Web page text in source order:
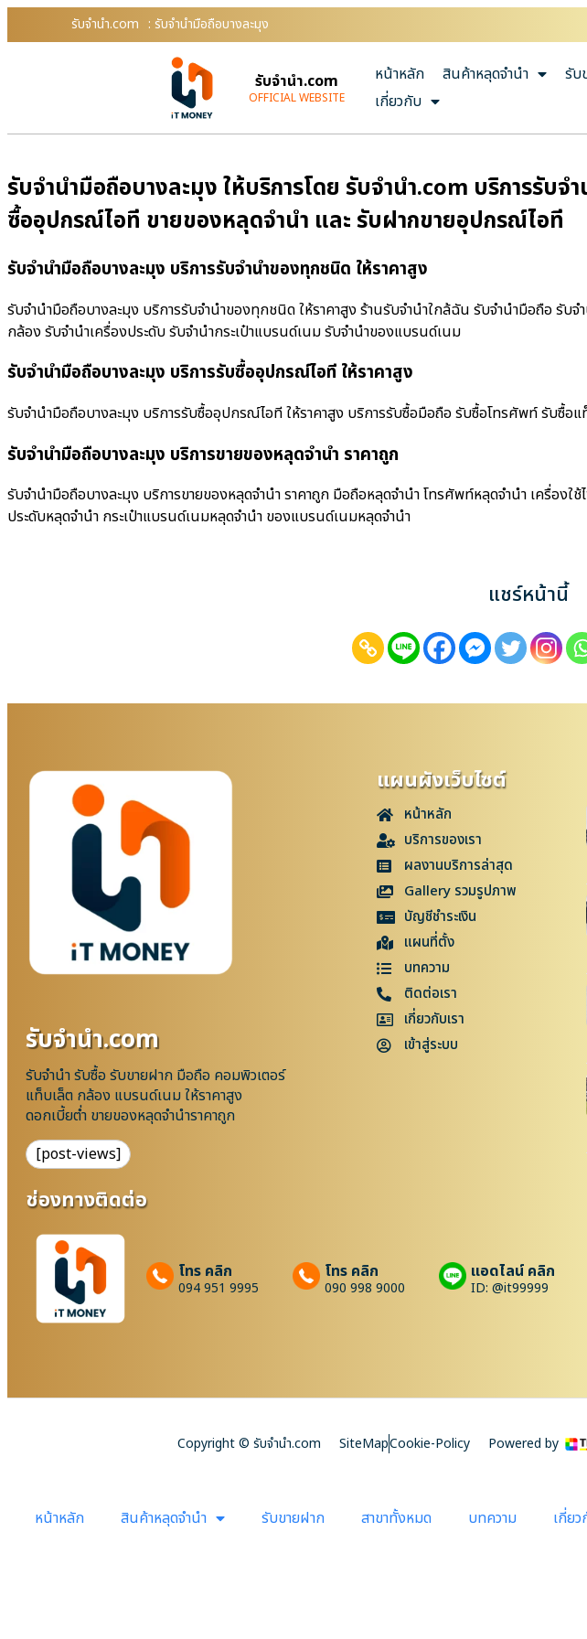
รับจํานํา.com : รับจำนำมือถือบางละมุง
รับจํานํา.com
OFFICIAL WEBSITE
หน้าหลัก สินค้าหลุดจำนำ รับ
เกี่ยวกับ
รับจำนำมือถือบางละมุง ให้บริการโดย รับจํานํา.com บริการรับ
ซื้ออุปกรณ์ไอที ขายของหลุดจำนำ และ รับฝากขายอุปกรณ์ไอที
รับจำนำมือถือบางละมุง บริการรับจำนำของทุกชนิด ให้ราคาสูง
รับจำนำมือถือบางละมุง บริการรับจำนำของทุกชนิด ให้ราคาสูง ร้านรับจํานําใกล้ฉัน รับจำนำมือถือ รับ
กล้อง รับจำนำเครื่องประดับ รับจำนำกระเป๋าแบรนด์เนม รับจำนำของแบรนด์เนม
รับจำนำมือถือบางละมุง บริการรับซื้ออุปกรณ์ไอที ให้ราคาสูง
รับจำนำมือถือบางละมุง บริการรับซื้ออุปกรณ์ไอที ให้ราคาสูง บริการรับซื้อมือถือ รับซื้อโทรศัพท์ รับซื้
รับจำนำมือถือบางละมุง บริการขายของหลุดจำนำ ราคาถูก
รับจำนำมือถือบางละมุง บริการขายของหลุดจำนำ ราคาถูก มือถือหลุดจำนำ โทรศัพท์หลุดจำนำ เครื่อง
ประดับหลุดจำนำ กระเป๋าแบรนด์เนมหลุดจำนำ ของแบรนด์เนมหลุดจำนำ
แชร์หน้านี้
รับจํานํา.com
รับจำนำ รับซื้อ รับขายฝาก มือถือ คอมพิวเตอร์
แท็บเล็ต กล้อง แบรนด์เนม ให้ราคาสูง
ดอกเบี้ยต่ำ ขายของหลุดจำนำราคาถูก
[post-views]
แผนผังเว็บไซต์
หน้าหลัก
บริการของเรา
ผลงานบริการล่าสุด
Gallery รวมรูปภาพ
บัญชีชำระเงิน
แผนที่ตั้ง
บทความ
ติดต่อเรา
เกี่ยวกับเรา
เข้าสู่ระบบ
ช่องทางติดต่อ
โทร คลิก
094 951 9995
โทร คลิก
090 998 9000
แอดไลน์ คลิก
ID: @it99999
Copyright © รับจํานํา.com SiteMapCookie-Policy Powered by
หน้าหลัก สินค้าหลุดจำนำ รับขายฝาก สาขาทั้งหมด บทความ เกี่ย